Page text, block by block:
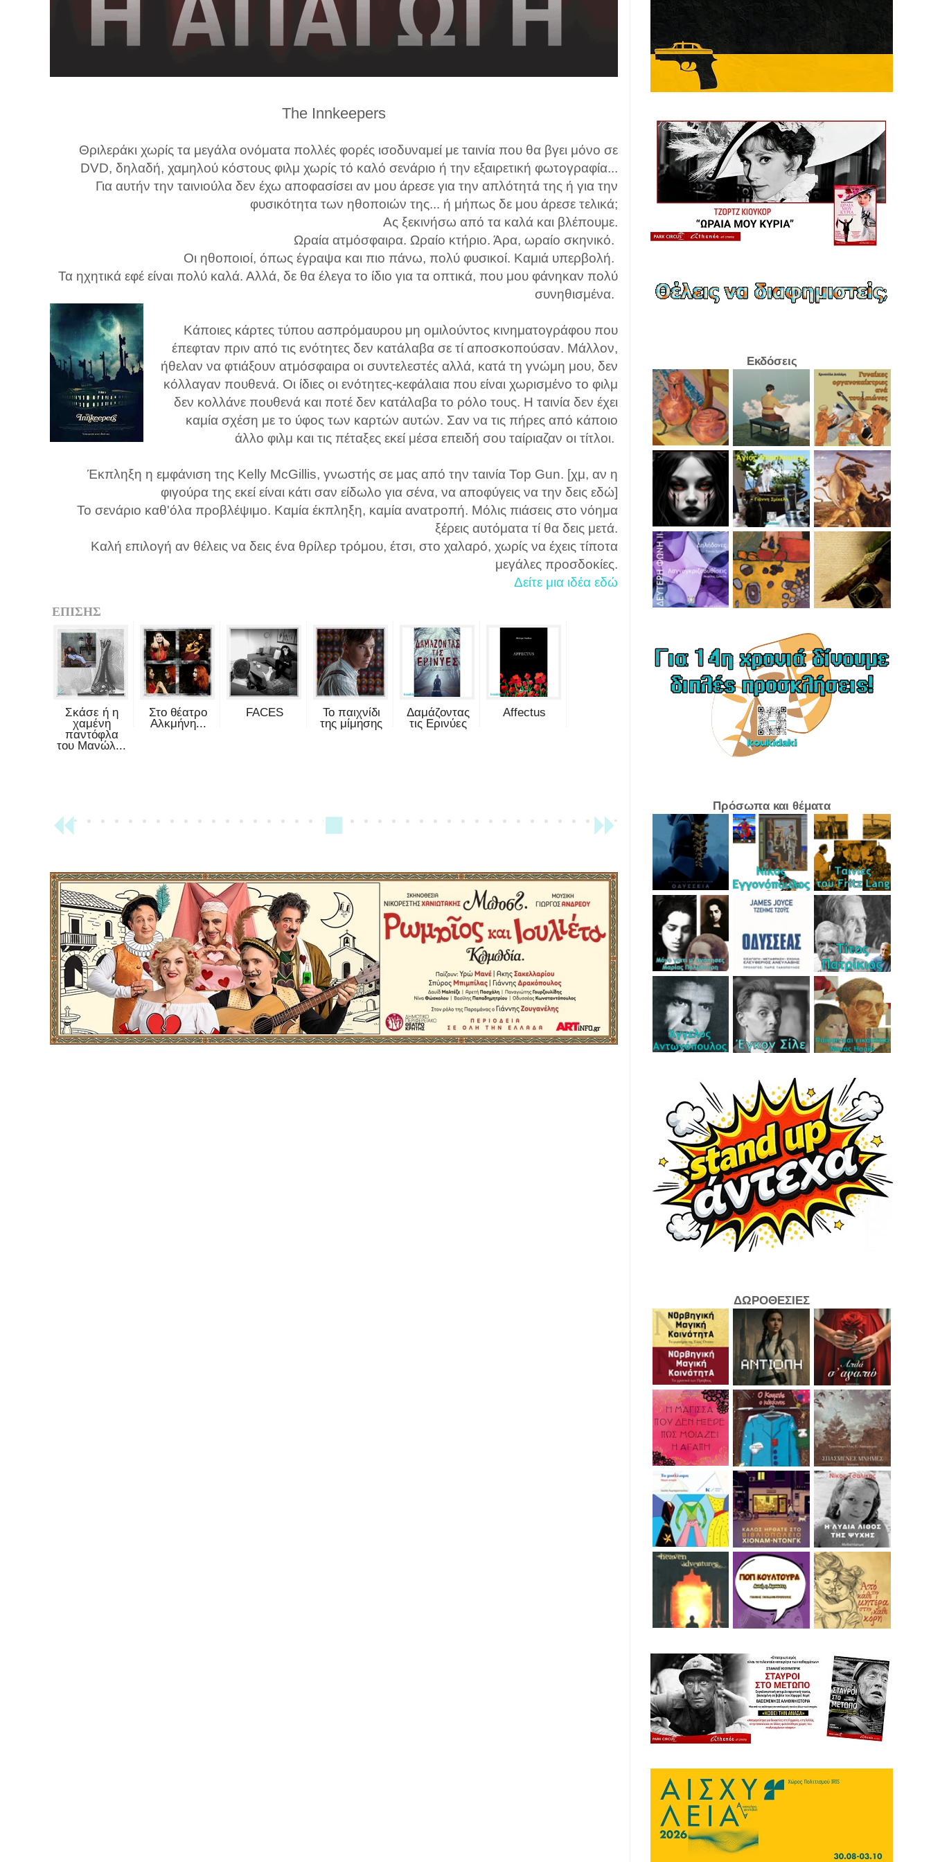
The Innkeepers
Θριλεράκι χωρίς τα μεγάλα ονόματα πολλές φορές ισοδυναμεί με ταινία που θα βγει μόνο σε
DVD, δηλαδή, χαμηλού κόστους φιλμ χωρίς τό καλό σενάριο ή την εξαιρετική φωτογραφία...
Για αυτήν την ταινιούλα δεν έχω αποφασίσει αν μου άρεσε για την απλότητά της ή για την
φυσικότητα των ηθοποιών της... ή μήπως δε μου άρεσε τελικά;
Ας ξεκινήσω από τα καλά και βλέπουμε.
Ωραία ατμόσφαιρα. Ωραίο κτήριο. Άρα, ωραίο σκηνικό.
Οι ηθοποιοί, όπως έγραψα και πιο πάνω, πολύ φυσικοί. Καμιά υπερβολή.
Τα ηχητικά εφέ είναι πολύ καλά. Αλλά, δε θα έλεγα το ίδιο για τα οπτικά, που μου φάνηκαν πολύ
συνηθισμένα.
Κάποιες κάρτες τύπου ασπρόμαυρου μη ομιλούντος κινηματογράφου που
έπεφταν πριν από τις ενότητες δεν κατάλαβα σε τί αποσκοπούσαν. Μάλλον,
ήθελαν να φτιάξουν ατμόσφαιρα οι συντελεστές αλλά, κατά τη γνώμη μου, δεν
κόλλαγαν πουθενά. Οι ίδιες οι ενότητες-κεφάλαια που είναι χωρισμένο το φιλμ
δεν κολλάνε πουθενά και ποτέ δεν κατάλαβα το ρόλο τους. Η ταινία δεν έχει
καμία σχέση με το ύφος των καρτών αυτών. Σαν να τις πήρες από κάποιο
άλλο φιλμ και τις πέταξες εκεί μέσα επειδή σου ταίριαζαν οι τίτλοι.
Έκπληξη η εμφάνιση της Kelly McGillis, γνωστής σε μας από την ταινία Top Gun. [χμ, αν η
φιγούρα της εκεί είναι κάτι σαν είδωλο για σένα, να αποφύγεις να την δεις εδώ]
Το σενάριο καθ'όλα προβλέψιμο. Καμία έκπληξη, καμία ανατροπή. Μόλις πιάσεις στο νόημα
ξέρεις αυτόματα τί θα δεις μετά.
Καλή επιλογή αν θέλεις να δεις ένα θρίλερ τρόμου, έτσι, στο χαλαρό, χωρίς να έχεις τίποτα
μεγάλες προσδοκίες.
Δείτε μια ιδέα εδώ
ΕΠΙΣΗΣ
Σκάσε ή η
χαμένη
παντόφλα
του Μανώλ...
Στο θέατρο
Αλκμήνη...
FACES
Το παιχνίδι
της μίμησης
Δαμάζοντας
τις Ερινύες
Affectus
Εκδόσεις
Πρόσωπα και θέματα
ΔΩΡΟΘΕΣΙΕΣ